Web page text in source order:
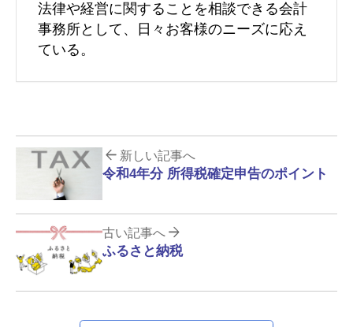
法律や経営に関することを相談できる会計
事務所として、日々お客様のニーズに応え
ている。
新しい記事へ
令和4年分 所得税確定申告のポイント
古い記事へ
ふるさと納税